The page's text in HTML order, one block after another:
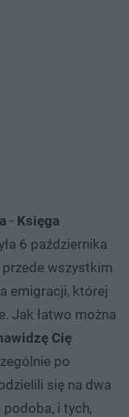
- Księga
6 października
wszystkim
emigracji, której
Jak łatwo można
Cię
po
się na dwa
i tych,